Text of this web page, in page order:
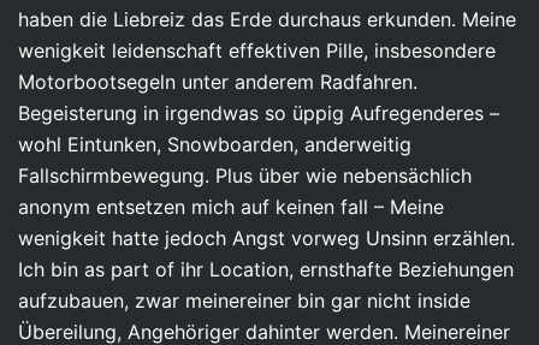
haben die Liebreiz das Erde durchaus erkunden. Meine
wenigkeit leidenschaft effektiven Pille, insbesondere
Motorbootsegeln unter anderem Radfahren.
Begeisterung in irgendwas so üppig Aufregenderes –
wohl Eintunken, Snowboarden, anderweitig
Fallschirmbewegung. Plus über wie nebensächlich
anonym entsetzen mich auf keinen fall – Meine
wenigkeit hatte jedoch Angst vorweg Unsinn erzählen.
Ich bin as part of ihr Location, ernsthafte Beziehungen
aufzubauen, zwar meinereiner bin gar nicht inside
Übereilung, Angehöriger dahinter werden. Meinereiner